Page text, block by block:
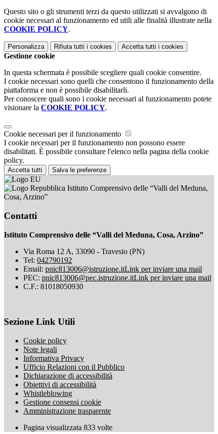
Questo sito o gli strumenti terzi da questo utilizzati si avvalgono di
cookie necessari al funzionamento ed utili alle finalità illustrate nella
COOKIE POLICY.
Personalizza Rifiuta tutti i cookies Accetta tutti i cookies
Gestione cookie
In questa schermata è possibile scegliere quali cookie consentire.
I cookie necessari sono quelli che consentono il funzionamento della
piattaforma e non è possibile disabilitarli.
Per conoscere quali sono i cookie necessari al funzionamento potete
visionare la COOKIE POLICY.
Cookie necessari per il funzionamento
I cookie necessari per il funzionamento non possono essere
disabilitati. È possibile consultare l'elenco nella pagina della cookie
policy.
Accetta tutti Salva le preferenze
Istituto Comprensivo delle “Valli del Meduna,
Cosa, Arzino”
Contatti
Istituto Comprensivo delle “Valli del Meduna, Cosa, Arzino”
Via Roma 12 A, 33090 - Travesio (PN)
Tel: 042790192
Email: pnic813006@istruzione.itLink per inviare una mail
PEC: pnic813006@pec.istruzione.itLink per inviare una mail
C.F.: 81018050930
Sezione Link Utili
Cookie policy
Note legali
Informativa Privacy
Ufficio Relazioni con il Pubblico
Dichiarazione di accessibilità
Obiettivi di accessibilità
Whistleblowing
Gestione consensi cookie
Amministrazione trasparente
Pagina visualizzata 833 volte